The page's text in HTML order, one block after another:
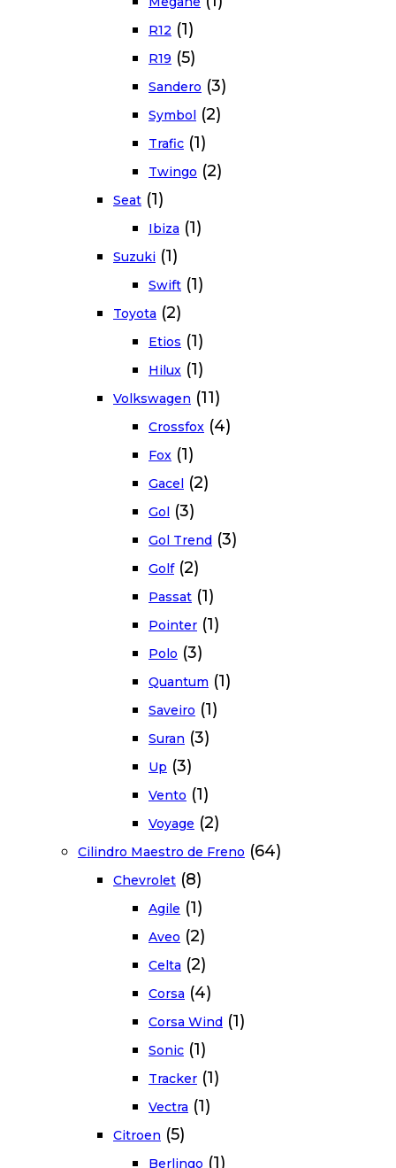
R12 (1)
R19 (5)
Sandero (3)
Symbol (2)
Trafic (1)
Twingo (2)
Seat (1)
Ibiza (1)
Suzuki (1)
Swift (1)
Toyota (2)
Etios (1)
Hilux (1)
Volkswagen (11)
Crossfox (4)
Fox (1)
Gacel (2)
Gol (3)
Gol Trend (3)
Golf (2)
Passat (1)
Pointer (1)
Polo (3)
Quantum (1)
Saveiro (1)
Suran (3)
Up (3)
Vento (1)
Voyage (2)
Cilindro Maestro de Freno (64)
Chevrolet (8)
Agile (1)
Aveo (2)
Celta (2)
Corsa (4)
Corsa Wind (1)
Sonic (1)
Tracker (1)
Vectra (1)
Citroen (5)
Berlingo (1)